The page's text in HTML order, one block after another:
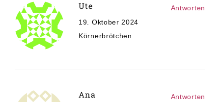
Ute
19. Oktober 2024
Körnerbrötchen
Antworten
Ana Antworten